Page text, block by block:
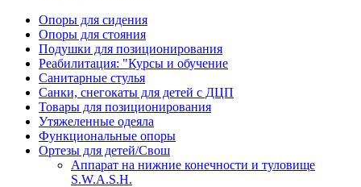
Опоры для сидения
Опоры для стояния
Подушки для позиционирования
Реабилитация: "Курсы и обучение
Санитарные стулья
Санки, снегокаты для детей с ДЦП
Товары для позиционирования
Утяжеленные одеяла
Функциональные опоры
Ортезы для детей/Свош
Аппарат на нижние конечности и туловище
S.W.A.S.H.